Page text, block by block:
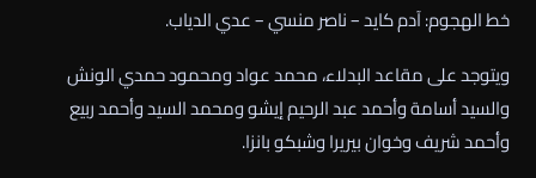
خط الهجوم: آدم كايد – ناصر منسي – عدي الدياب.
ويتوجد على مقاعد البدلاء، محمد عواد ومحمود حمدي الونش
والسيد أسامة وأحمد عبد الرحيم إيشو ومحمد السيد وأحمد ربيع
وأحمد شريف وخوان بيريرا وشبكو بانزا.